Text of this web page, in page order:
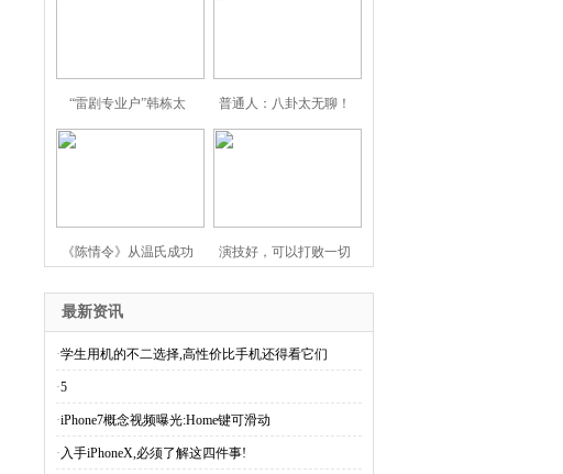
“雷剧专业户”韩栋太 普通人：八卦太无聊！
《陈情令》从温氏成功 演技好，可以打败一切
最新资讯
·学生用机的不二选择,高性价比手机还得看它们
·5
·iPhone7概念视频曝光:Home键可滑动
· 入手iPhoneX,必须了解这四件事!